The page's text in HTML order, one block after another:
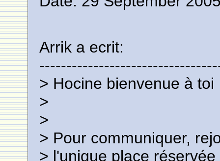
Arrik a ecrit:
> Hocine bienvenue à toi
>
>
> Pour communiquer,
> l'unique place